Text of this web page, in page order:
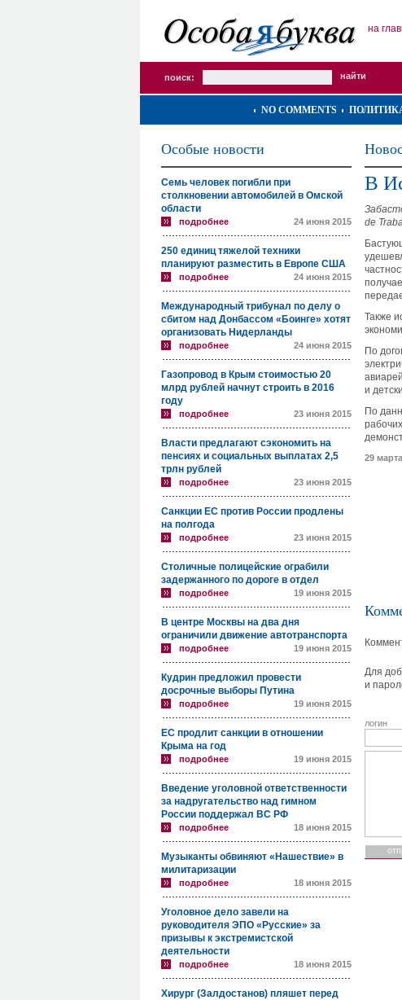
на
поиск:
NO COMMENTS
Особые новости
Семь человек погибли при
столкновении автомобилей в Омской
области
подробнее 24 июня 2015
250 единиц тяжелой техники
планируют разместить в Европе США
подробнее 24 июня 2015
Международный трибунал по делу о
сбитом над Донбассом «Боинге» хотят
организовать Нидерланды
подробнее 24 июня 2015
Газопровод в Крым стоимостью 20
млрд рублей начнут строить в 2016
году
подробнее 23 июня 2015
Власти предлагают сэкономить на
пенсиях и социальных выплатах 2,5
трлн рублей
подробнее 23 июня 2015
Санкции ЕС против России продлены
на полгода
подробнее 23 июня 2015
Столичные полицейские ограбили
задержанного по дороге в отдел
подробнее 19 июня 2015
В центре Москвы на два дня
ограничили движение автотранспорта
подробнее 19 июня 2015
Кудрин предложил провести
досрочные выборы Путина
подробнее 19 июня 2015
ЕС продлит санкции в отношении
Крыма на год
подробнее 19 июня 2015
Введение уголовной ответственности
за надругательство над гимном
России поддержал ВС РФ
подробнее 18 июня 2015
Музыканты обвиняют «Нашествие» в
милитаризации
подробнее 18 июня 2015
Уголовное дело завели на
руководителя ЭПО «Русские» за
призывы к экстремистской
деятельности
подробнее 18 июня 2015
Хирург (Залдостанов) пляшет перед
В
de
Также
По
и
По
29
Для
и
логин